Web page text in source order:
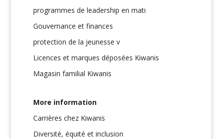
programmes de leadership en mati
Gouvernance et finances
protection de la jeunesse v
Licences et marques déposées Kiwanis
Magasin familial Kiwanis
More information
Carrières chez Kiwanis
Diversité, équité et inclusion